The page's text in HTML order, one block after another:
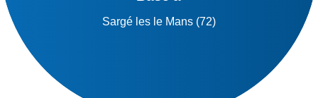
Sargé les le Mans (72)